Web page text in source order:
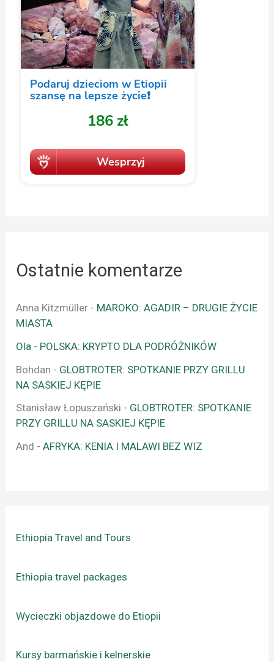
Ostatnie komentarze
Anna Kitzmüller - MAROKO: AGADIR – DRUGIE ŻYCIE
MIASTA
Ola - POLSKA: KRYPTO DLA PODRÓŻNIKÓW
Bohdan - GLOBTROTER: SPOTKANIE PRZY GRILLU
NA SASKIEJ KĘPIE
Stanisław Łopuszański - GLOBTROTER: SPOTKANIE
PRZY GRILLU NA SASKIEJ KĘPIE
And -AFRYKA: KENIA I MALAWI BEZ WIZ
Ethiopia Travel and Tours
Ethiopia travel packages
Wycieczki objazdowe do Etiopii
Kursy barmańskie i kelnerskie